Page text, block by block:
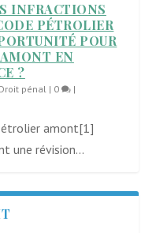
INFRACTIONS
PÉTROLIER
POUR
EN
?
pénal | 0 |
amont[1]
une révision...